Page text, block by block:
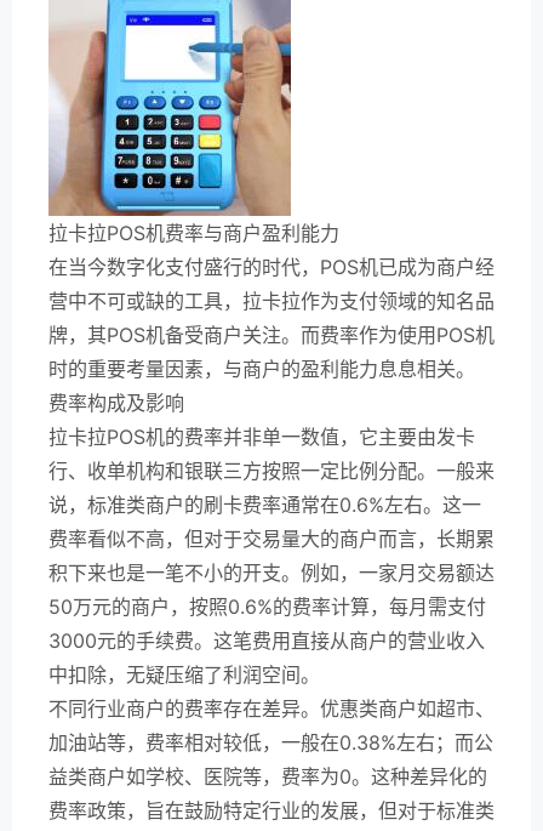
拉卡拉POS机费率与商户盈利能力
在当今数字化支付盛行的时代，POS机已成为商户经
营中不可或缺的工具，拉卡拉作为支付领域的知名品
牌，其POS机备受商户关注。而费率作为使用POS机
时的重要考量因素，与商户的盈利能力息息相关。
费率构成及影响
拉卡拉POS机的费率并非单一数值，它主要由发卡
行、收单机构和银联三方按照一定比例分配。一般来
说，标准类商户的刷卡费率通常在0.6%左右。这一
费率看似不高，但对于交易量大的商户而言，长期累
积下来也是一笔不小的开支。例如，一家月交易额达
50万元的商户，按照0.6%的费率计算，每月需支付
3000元的手续费。这笔费用直接从商户的营业收入
中扣除，无疑压缩了利润空间。
不同行业商户的费率存在差异。优惠类商户如超市、
加油站等，费率相对较低，一般在0.38%左右；而公
益类商户如学校、医院等，费率为0。这种差异化的
费率政策，旨在鼓励特定行业的发展，但对于标准类